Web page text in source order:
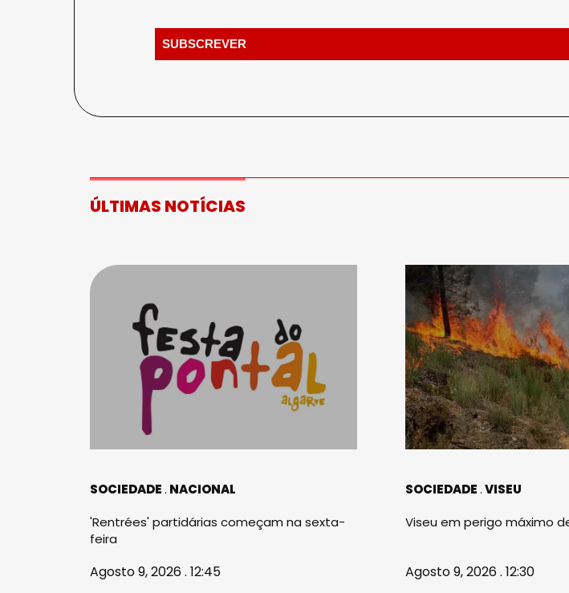
ÚLTIMAS NOTÍCIAS
SOCIEDADE NACIONAL
'Rentrées' partidárias começam na sexta-
feira
Agosto 9, 2026 . 12:45
SOCIEDADE VISEU
Viseu em perigo máximo
Agosto 9, 2026 . 12:30